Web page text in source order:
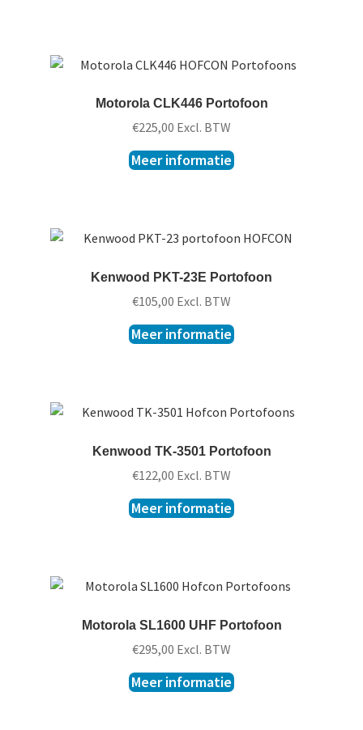
Motorola CLK446 Portofoon
€225,00 Excl. BTW
Meer informatie
Kenwood PKT-23E Portofoon
€105,00 Excl. BTW
Meer informatie
Kenwood TK-3501 Portofoon
€122,00 Excl. BTW
Meer informatie
Motorola SL1600 UHF Portofoon
€295,00 Excl. BTW
Meer informatie